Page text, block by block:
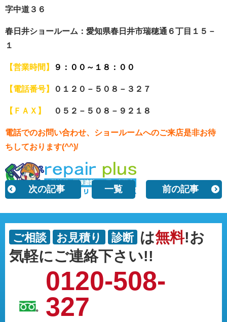
字中道３６
春日井ショールーム：愛知県春日井市瑞穂通６丁目１５－
１
【営業時間】 ９：００～１８：００
【電話番号】 ０１２０－５０８－３２７
【ＦＡＸ】 ０５２－５０８－９２１８
電話でのお問い合わせ、ショールームへのご来店是非お待
ちしております(^^)/
次の記事 一覧 前の記事
ご相談 お見積り 診断 は無料!お
気軽にご連絡下さい!!
0120-508-
327